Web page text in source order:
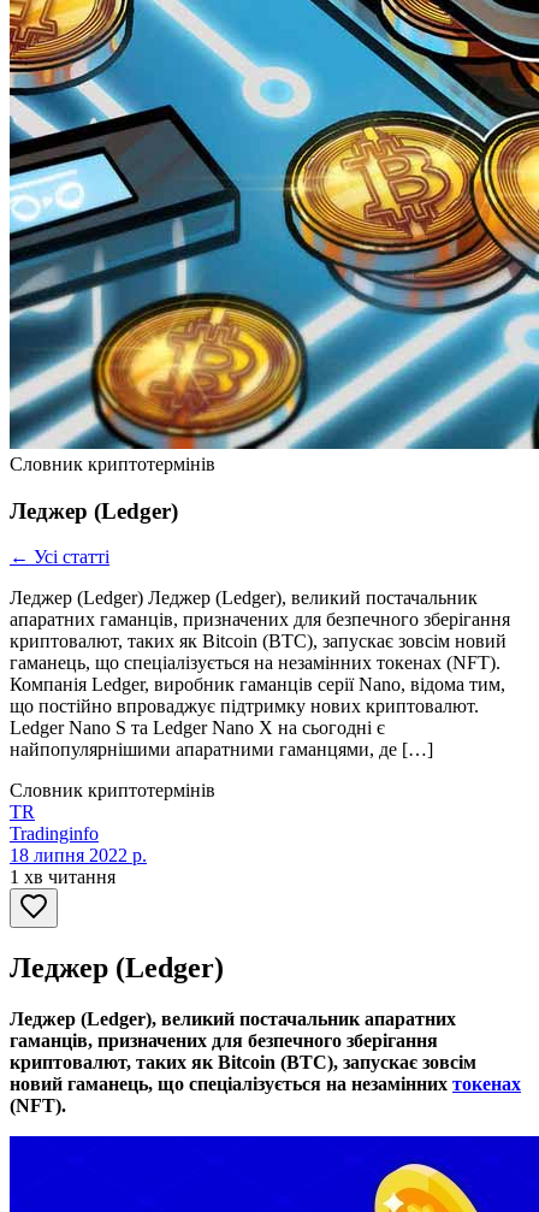
Словник криптотермінів
Леджер (Ledger)
← Усі статті
Леджер (Ledger) Леджер (Ledger), великий постачальник
апаратних гаманців, призначених для безпечного зберігання
криптовалют, таких як Bitcoin (BTC), запускає зовсім новий
гаманець, що спеціалізується на незамінних токенах (NFT).
Компанія Ledger, виробник гаманців серії Nano, відома тим,
що постійно впроваджує підтримку нових криптовалют.
Ledger Nano S та Ledger Nano X на сьогодні є
найпопулярнішими апаратними гаманцями, де […]
Словник криптотермінів
TR
Tradinginfo
18 липня 2022 р.
1 хв читання
Леджер (Ledger)
Леджер (Ledger), великий постачальник апаратних
гаманців, призначених для безпечного зберігання
криптовалют, таких як Bitcoin (BTC), запускає зовсім
новий гаманець, що спеціалізується на незамінних токенах
(NFT).